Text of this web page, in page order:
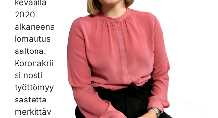
keväällä
2020
alkaneena
lomautus
aaltona.
Koronakrii
si nosti
työttömyy
sastetta
merkittäv